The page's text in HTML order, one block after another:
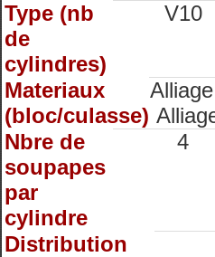
Type (nb
de
cylindres)
V10
Materiaux
(bloc/culasse)
Nbre de
soupapes
par
cylindre
4
Distribution